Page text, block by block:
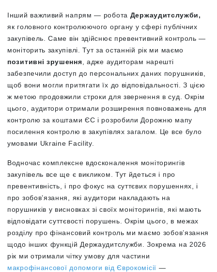
Інший важливий напрям — робота Держаудитслужби,
як головного контролюючого органу у сфері публічних
закупівель. Саме він здійснює превентивний контроль —
моніторить закупівлі. Тут за останній рік ми маємо
позитивні зрушення , адже аудиторам нарешті
забезпечили доступ до персональних даних порушників,
щоб вони могли притягати їх до відповідальності. З цією
ж метою продовжили строки для звернення в суд. Окрім
цього, аудитори отримали розширення повноважень для
контролю за коштами ЄС і розробили Дорожню мапу
посилення контролю в закупівлях загалом. Це все було
умовами Ukraine Facility.
Водночас комплексне вдосконалення моніторингів
закупівель все ще є викликом. Тут йдеться і про
превентивність, і про фокус на суттєвих порушеннях, і
про зобов’язання, які аудитори накладають на
порушників у висновках зі своїх моніторингів, які мають
відповідати суттєвості порушень. Окрім цього, в межах
розділу про фінансовий контроль ми маємо зобов’язання
щодо інших функцій Держаудитслужби. Зокрема на 2026
рік ми отримали чітку умову для частини
макрофінансової допомоги від Єврокомісії —